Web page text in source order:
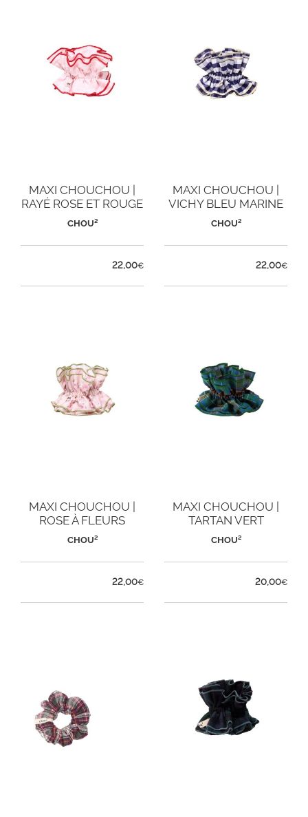
MAXI CHOUCHOU |
RAYÉ ROSE ET ROUGE
CHOU²
22,00€
MAXI CHOUCHOU |
VICHY BLEU MARINE
CHOU²
22,00€
MAXI CHOUCHOU |
ROSE À FLEURS
CHOU²
22,00€
MAXI CHOUCHOU |
TARTAN VERT
ÉMERAUDE
CHOU²
20,00€